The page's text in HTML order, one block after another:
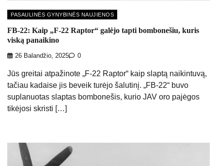
PASAULINĖS GYNYBINĖS NAUJIENOS
FB-22: Kaip „F-22 Raptor“ galėjo tapti bombonešiu, kuris
viską panaikino
26 Balandžio, 2025 0
Jūs greitai atpažinote „F-22 Raptor“ kaip slaptą naikintuvą,
tačiau kadaise jis beveik turėjo šalutinį. „FB-22“ buvo
suplanuotas slaptas bombonešis, kurio JAV oro pajėgos
tikėjosi skristi […]